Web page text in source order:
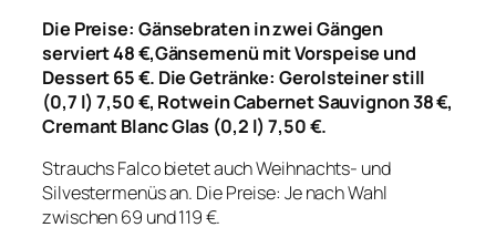
Die Preise: Gänsebraten in zwei Gängen
serviert 48 €,Gänsemenü mit Vorspeise und
Dessert 65 €. Die Getränke: Gerolsteiner still
(0,7 l) 7,50 €, Rotwein Cabernet Sauvignon 38 €,
Cremant Blanc Glas (0,2 l) 7,50 €.
Strauchs Falco bietet auch Weihnachts- und
Silvestermenüs an. Die Preise: Je nach Wahl
zwischen 69 und 119 €.